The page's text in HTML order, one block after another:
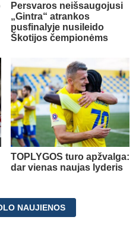
Persvaros neišsaugojusi
„Gintra“ atrankos
pusfinalyje nusileido
Škotijos čempionėms
TOPLYGOS turo apžvalga:
dar vienas naujas lyderis
NAUJIENOS